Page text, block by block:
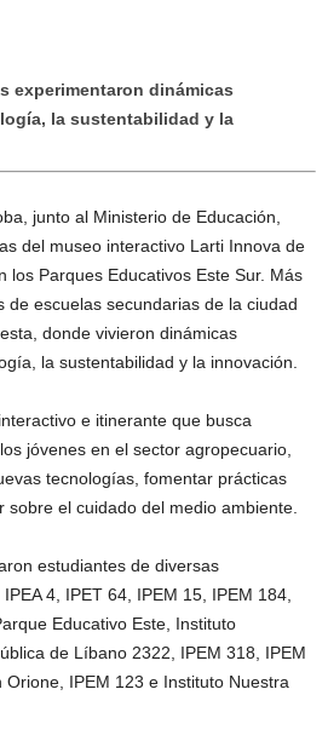
experimentaron dinámicas
la sustentabilidad y la
junto al Ministerio de Educación,
del museo interactivo Larti Innova de
los Parques Educativos Este Sur. Más
de escuelas secundarias de la ciudad
donde vivieron dinámicas
la sustentabilidad y la innovación.
e itinerante que busca
jóvenes en el sector agropecuario,
tecnologías, fomentar prácticas
sobre el cuidado del medio ambiente.
estudiantes de diversas
4, IPET 64, IPEM 15, IPEM 184,
Educativo Este, Instituto
de Líbano 2322, IPEM 318, IPEM
Orione, IPEM 123 e Instituto Nuestra